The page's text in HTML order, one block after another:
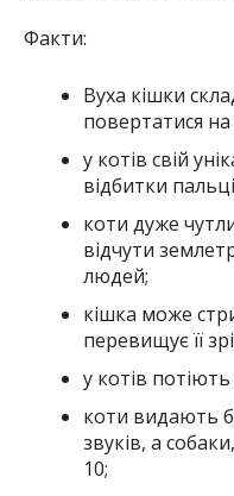
Факти:
Вуха кішки
повертатися на
у котів свій
відбитки
коти дуже
відчути
людей;
кішка може
перевищує її
у котів
коти видають
звуків, а
10;